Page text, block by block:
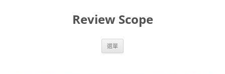
Review Scope
選單